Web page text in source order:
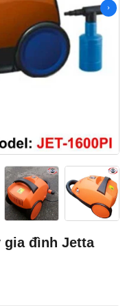
gia đình Jetta